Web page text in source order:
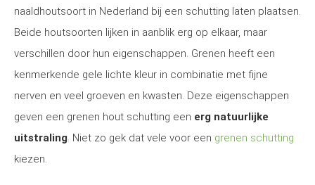
naaldhoutsoort in Nederland bij een schutting laten plaatsen.
Beide houtsoorten lijken in aanblik erg op elkaar, maar
verschillen door hun eigenschappen. Grenen heeft een
kenmerkende gele lichte kleur in combinatie met fijne
nerven en veel groeven en kwasten. Deze eigenschappen
geven een grenen hout schutting een erg natuurlijke
uitstraling. Niet zo gek dat vele voor een grenen schutting
kiezen.